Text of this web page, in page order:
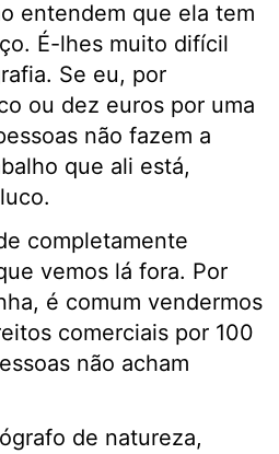
entendem que ela tem
É-lhes muito difícil
Se eu, por
ou dez euros por uma
não fazem a
que ali está,
completamente
vemos lá fora. Por
é comum vendermos
comerciais por 100
não acham
de natureza,